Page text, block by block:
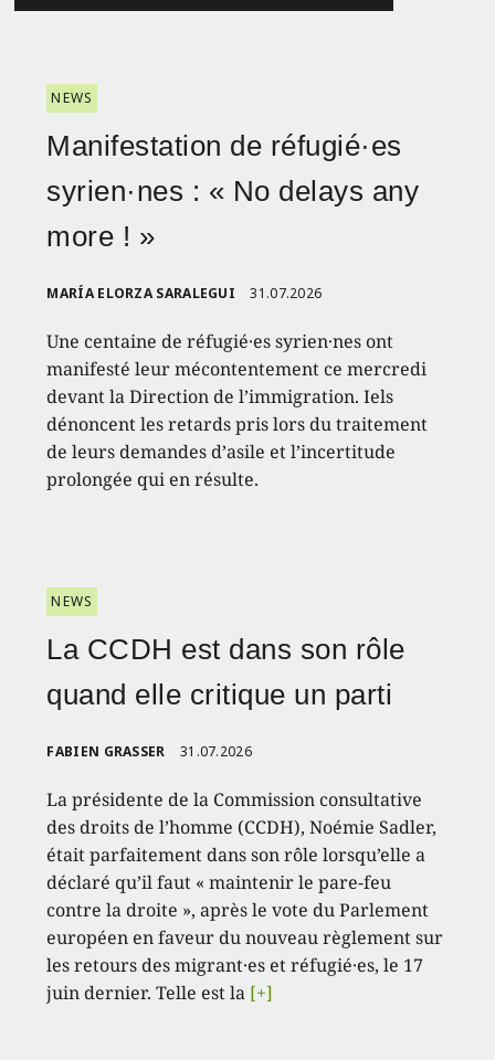
NEWS
Manifestation de réfugié·es
syrien·nes : « No delays any
more ! »
MARÍA ELORZA SARALEGUI 31.07.2026
Une centaine de réfugié·es syrien·nes ont
manifesté leur mécontentement ce mercredi
devant la Direction de l’immigration. Iels
dénoncent les retards pris lors du traitement
de leurs demandes d’asile et l’incertitude
prolongée qui en résulte.
NEWS
La CCDH est dans son rôle
quand elle critique un parti
FABIEN GRASSER 31.07.2026
La présidente de la Commission consultative
des droits de l’homme (CCDH), Noémie Sadler,
était parfaitement dans son rôle lorsqu’elle a
déclaré qu’il faut « maintenir le pare-feu
contre la droite », après le vote du Parlement
européen en faveur du nouveau règlement sur
les retours des migrant·es et réfugié·es, le 17
juin dernier. Telle est la [+]